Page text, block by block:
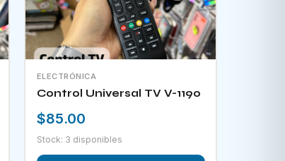
ELECTRÓNICA
Control Universal TV V-1190
$85.00
Stock: 3 disponibles